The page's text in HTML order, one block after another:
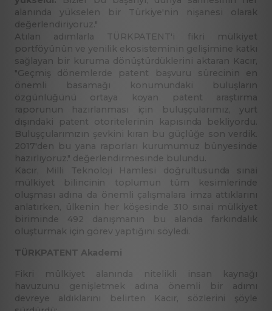
alanında yükselen bir Türkiye'nin nişanesi olarak
değerlendiriyoruz."
Atılan adımlarla TÜRKPATENT'i fikri mülkiyet
portföyünün ve yenilik ekosisteminin gelişimine katkı
sağlayan bir kuruma dönüştürdüklerini aktaran Kacır,
"Geçmiş dönemlerde patent başvuru sürecinin en
önemli basamağı konumundaki buluşların
özgünlüğünü ortaya koyan patent araştırma
raporunun hazırlanması için buluşçularımız, yurt
dışındaki patent otoritelerinin kapısında bekliyordu.
Buluşçularımızın şevkini kıran bu güçlüğe son verdik.
2017'den bu yana raporları kurumumuz bünyesinde
hazırlıyoruz." değerlendirmesinde bulundu.
Kacır, Milli Teknoloji Hamlesi doğrultusunda sınai
mülkiyet bilincinin toplumun tüm kesimlerinde
oluşması adına da önemli çalışmalara imza attıklarını
anlatırken, ülkenin her köşesinde 310 sınai mülkiyet
biriminde 492 danışmanın bu alanda farkındalık
oluşturmak için görev yaptığını söyledi.
TÜRKPATENT Akademi
Fikri mülkiyet alanında nitelikli insan kaynağı
havuzunu genişletmek adına önemli bir adımı
devreye aldıklarını belirten Kacır, sözlerini şöyle